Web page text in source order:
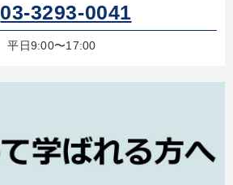
03-3293-0041
平日9:00〜17:00